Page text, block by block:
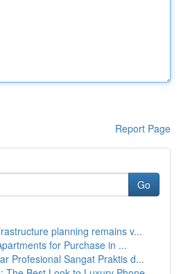
Report Page
Go
planning remains v...
for Purchase in ...
Profesional Sangat Praktis d...